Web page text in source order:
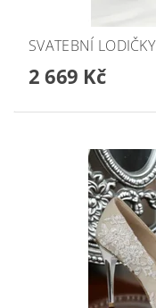
SVATEBNÍ
2 669 Kč